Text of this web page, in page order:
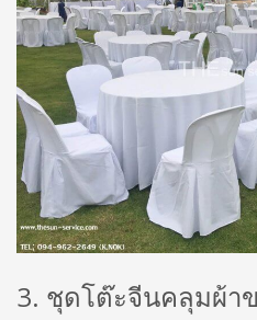
3. ชุดโต๊ะจีนคลุมผ้า